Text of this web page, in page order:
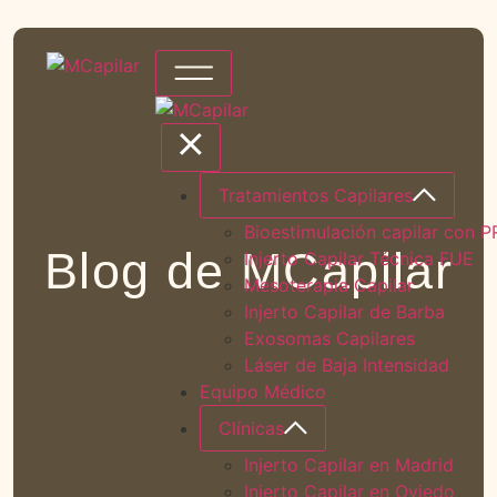
Tratamientos Capilares
Bioestimulación capilar con
Injerto Capilar Técnica FUE
Mesoterapia Capilar
Injerto Capilar de Barba
Exosomas Capilares
Láser de Baja Intensidad
Equipo Médico
Clínicas
Injerto Capilar en Madrid
Injerto Capilar en Oviedo
Blog de MCapilar